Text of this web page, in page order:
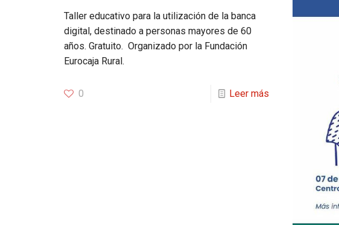
Taller educativo para la utilización de la banca
digital, destinado a personas mayores de 60
años. Gratuito. Organizado por la Fundación
Eurocaja Rural.
0 Leer más